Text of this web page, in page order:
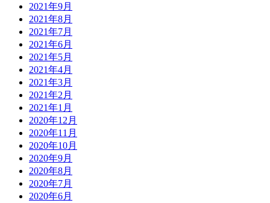
2021年9月
2021年8月
2021年7月
2021年6月
2021年5月
2021年4月
2021年3月
2021年2月
2021年1月
2020年12月
2020年11月
2020年10月
2020年9月
2020年8月
2020年7月
2020年6月